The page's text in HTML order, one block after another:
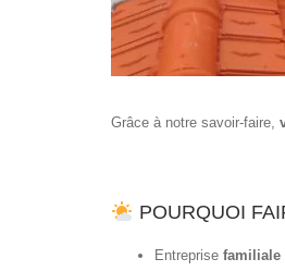
Grâce à notre savoir-faire,
POURQUOI
Entreprise familiale